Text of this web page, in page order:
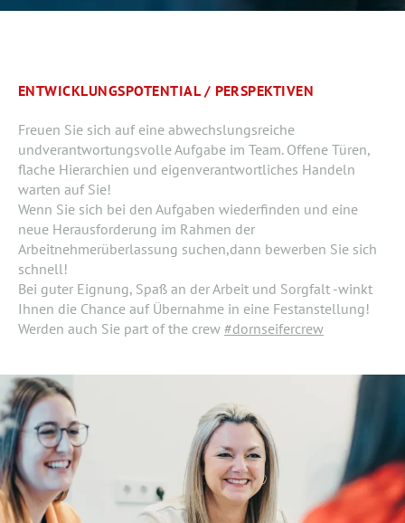
ENTWICKLUNGSPOTENTIAL / PERSPEKTIVEN
Freuen Sie sich auf eine abwechslungsreiche
undverantwortungsvolle Aufgabe im Team. Offene Türen,
flache Hierarchien und eigenverantwortliches Handeln
warten auf Sie!
Wenn Sie sich bei den Aufgaben wiederfinden und eine
neue Herausforderung im Rahmen der
Arbeitnehmerüberlassung suchen,dann bewerben Sie sich
schnell!
Bei guter Eignung, Spaß an der Arbeit und Sorgfalt -winkt
Ihnen die Chance auf Übernahme in eine Festanstellung!
Werden auch Sie part of the crew #dornseifercrew